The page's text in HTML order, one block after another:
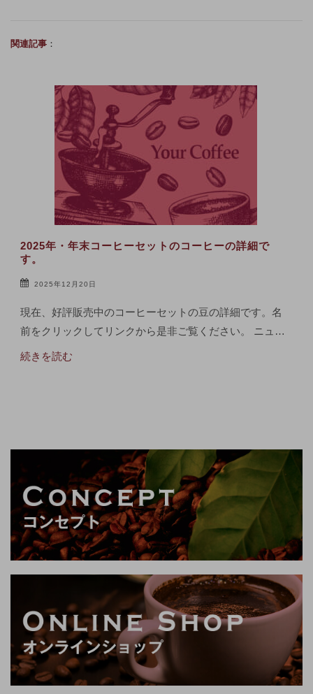
関連記事
2025年・年末コーヒーセットのコーヒーの詳細で
す。
2025年12月20日
現在、好評販売中のコーヒーセットの豆の詳細です。名
前をクリックしてリンクから是非ご覧ください。 ニュ…
続きを読む